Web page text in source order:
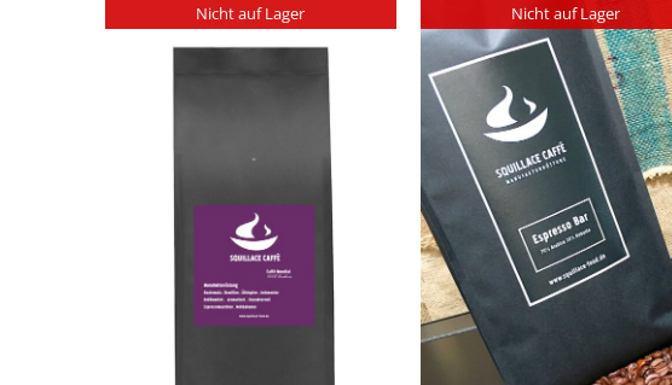
Nicht auf Lager Nicht auf Lager